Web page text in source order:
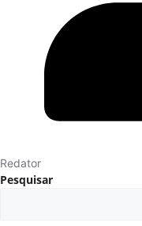
Redator
Pesquisar